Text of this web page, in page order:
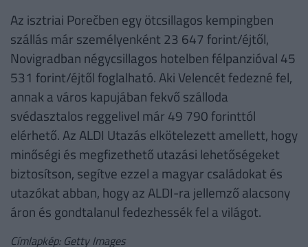
Az isztriai Porečben egy ötcsillagos kempingben
szállás már személyenként 23 647 forint/éjtől,
Novigradban négycsillagos hotelben félpanzióval 45
531 forint/éjtől foglalható. Aki Velencét fedezné fel,
annak a város kapujában fekvő szálloda
svédasztalos reggelivel már 49 790 forinttól
elérhető. Az ALDI Utazás elkötelezett amellett, hogy
minőségi és megfizethető utazási lehetőségeket
biztosítson, segítve ezzel a magyar családokat és
utazókat abban, hogy az ALDI-ra jellemző alacsony
áron és gondtalanul fedezhessék fel a világot.
Címlapkép: Getty Images